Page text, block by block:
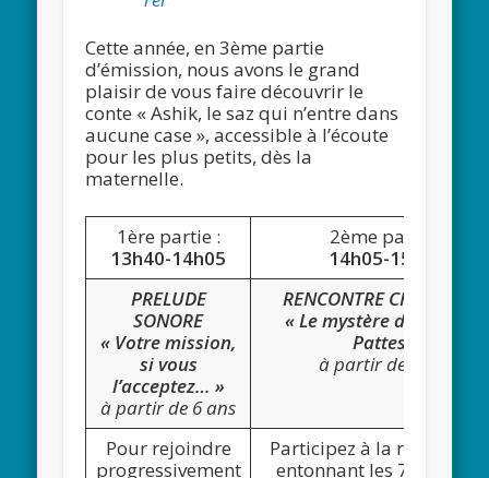
Cette année, en 3ème partie
d’émission, nous avons le grand
plaisir de vous faire découvrir le
conte « Ashik, le saz qui n’entre dans
aucune case », accessible à l’écoute
pour les plus petits, dès la
maternelle.
1ère partie :
13h40-14h05
2ème partie :
14h05-15h05
PRELUDE
SONORE
« Votre mission,
si vous
l’acceptez… »
à partir de 6 ans
RENCONTRE
« Le mystère de Bas-Les-
Pattes »
à partir de 6 ans
Pour rejoindre
progressivement
Participez à la rencontre
entonnant les 7 chants